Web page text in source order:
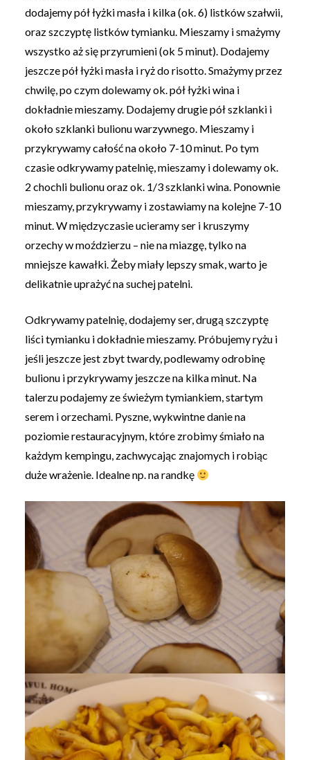
dodajemy pół łyżki masła i kilka (ok. 6) listków szałwii,
oraz szczyptę listków tymianku. Mieszamy i smażymy
wszystko aż się przyrumieni (ok 5 minut). Dodajemy
jeszcze pół łyżki masła i ryż do risotto. Smażymy przez
chwilę, po czym dolewamy ok. pół łyżki wina i
dokładnie mieszamy. Dodajemy drugie pół szklanki i
około szklanki bulionu warzywnego. Mieszamy i
przykrywamy całość na około 7-10 minut. Po tym
czasie odkrywamy patelnię, mieszamy i dolewamy ok.
2 chochli bulionu oraz ok. 1/3 szklanki wina. Ponownie
mieszamy, przykrywamy i zostawiamy na kolejne 7-10
minut. W międzyczasie ucieramy ser i kruszymy
orzechy w moździerzu – nie na miazgę, tylko na
mniejsze kawałki. Żeby miały lepszy smak, warto je
delikatnie uprażyć na suchej patelni.
Odkrywamy patelnię, dodajemy ser, drugą szczyptę
liści tymianku i dokładnie mieszamy. Próbujemy ryżu i
jeśli jeszcze jest zbyt twardy, podlewamy odrobinę
bulionu i przykrywamy jeszcze na kilka minut. Na
talerzu podajemy ze świeżym tymiankiem, startym
serem i orzechami. Pyszne, wykwintne danie na
poziomie restauracyjnym, które zrobimy śmiało na
każdym kempingu, zachwycając znajomych i robiąc
duże wrażenie. Idealne np. na randkę